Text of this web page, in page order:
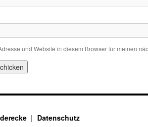
und Website in diesem Browser für meinen
Datenschutz